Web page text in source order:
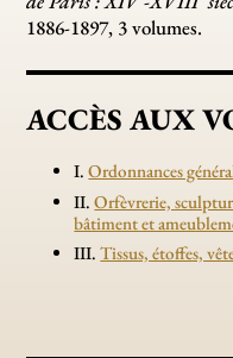
1886-1897, 3 volumes.
ACCÈS AUX
I.Ordonnances
II.Orfèvrerie,
bâtiment et
III.Tissus, étoffes,